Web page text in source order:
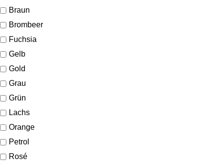
Braun
Brombeer
Fuchsia
Gelb
Gold
Grau
Grün
Lachs
Orange
Petrol
Rosé